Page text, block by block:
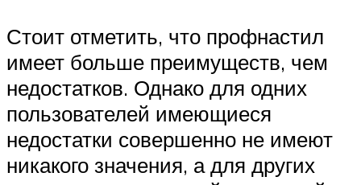
Стоит отметить, что профнастил
имеет больше преимуществ, чем
недостатков. Однако для одних
пользователей имеющиеся
недостатки совершенно не имеют
никакого значения, а для других